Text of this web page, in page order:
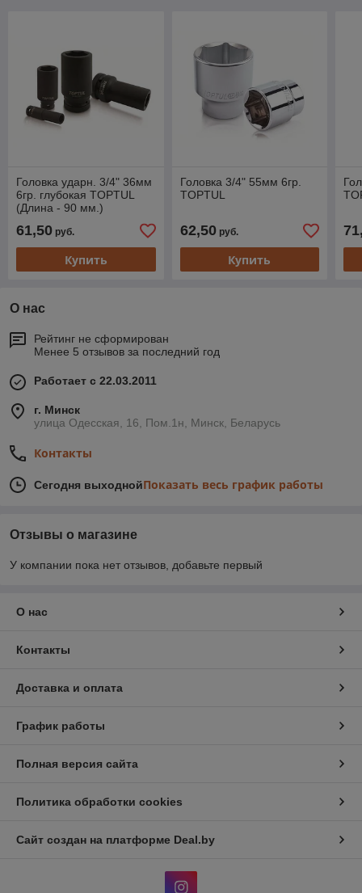
Головка ударн. 3/4" 36мм
6гр. глубокая TOPTUL
(Длина - 90 мм.)
61,50 руб.
Купить
Головка 3/4" 55мм 6гр.
TOPTUL
62,50руб.
Купить
О нас
Рейтинг не сформирован
Менее 5 отзывов за последний год
Работает с 22.03.2011
г. Минск
улица Одесская, 16, Пом.1н, Минск, Беларусь
Контакты
Сегодня выходнойПоказать весь график работы
Отзывы о магазине
У компании пока нет отзывов, добавьте первый
О нас
Контакты
Доставка и оплата
График работы
Полная версия сайта
Политика обработки cookies
Сайт создан на платформе Deal.by